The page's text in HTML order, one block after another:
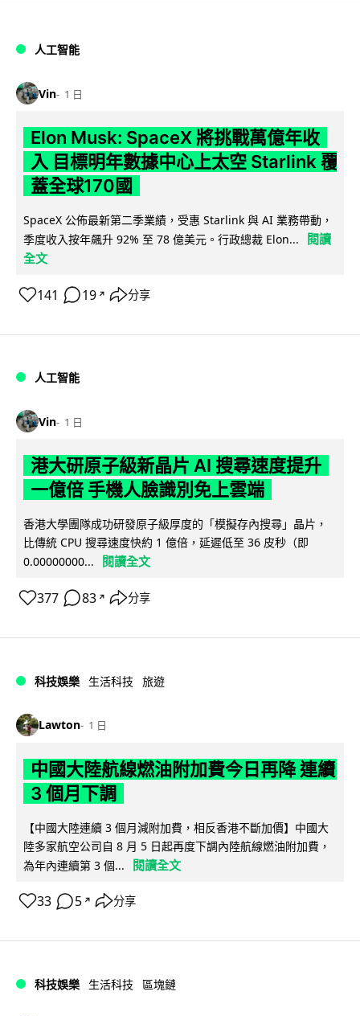
人工智能
Vin 1 日
Elon Musk: SpaceX 將挑戰萬億年收
入 目標明年數據中心上太空 Starlink 覆
蓋全球170國
SpaceX 公佈最新第二季業績，受惠 Starlink 與 AI 業務帶動，
季度收入按年飆升 92% 至 78 億美元。行政總裁 Elon...
閱讀
全文
141 19 ↗ 分享
人工智能
Vin 1 日
港大研原子級新晶片 AI 搜尋速度提升
一億倍 手機人臉識別免上雲端
香港大學團隊成功研發原子級厚度的「模擬存內搜尋」晶片，
比傳統 CPU 搜尋速度快約 1 億倍，延遲低至 36 皮秒（即
0.00000000...
閱讀全文
377 83 ↗ 分享
科技娛樂 生活科技 旅遊
Lawton 1 日
中國大陸航線燃油附加費今日再降 連續
3 個月下調
【中國大陸連續 3 個月減附加費，相反香港不斷加價】中國大
陸多家航空公司自 8 月 5 日起再度下調內陸航線燃油附加費，
為年內連續第 3 個...
閱讀全文
33 5 ↗ 分享
科技娛樂 生活科技 區塊鏈